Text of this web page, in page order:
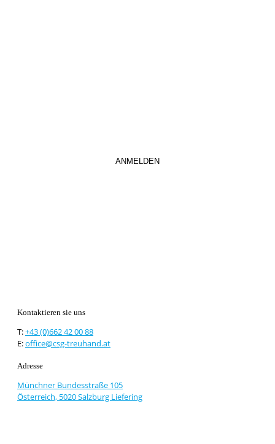
Kontaktieren sie uns
T:+43 (0)662 42 00 88
E:office@csg-treuhand.at
Adresse
Münchner Bundesstraße 105
Österreich, 5020 Salzburg Liefering